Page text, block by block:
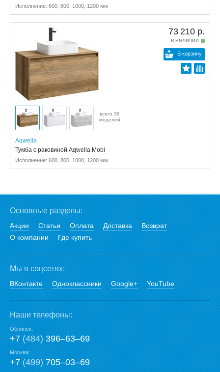
Исполнение: 600, 800, 1000, 1200 мм
73 210 р.
в наличии
В корзину
всего 36
моделей
Aqwella
Тумба с раковиной Aqwella Mobi
Исполнение: 600, 800, 1000, 1200 мм
Основные разделы:
Акции Статьи Оплата Доставка
Возврат
О компании
Где купить
Мы в соцсетях:
ВКонтакте Одноклассники Google+ YouTube
Наши телефоны:
Обнинск:
+7(484)396‒63‒69
Москва:
+7(499)705‒03‒69